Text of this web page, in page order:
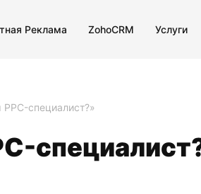
Реклама ZohoCRM Услуги
специалист?»